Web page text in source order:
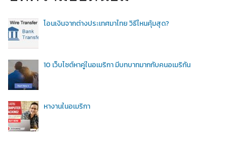
โอนเงินจากต่างประเทศมาไทย วิธีไหนคุ้มสุด?
10 เว็บไซต์หาคู่ในอเมริกา มีบทบาทมากกับคนอเมริกัน
หางานในอเมริกา